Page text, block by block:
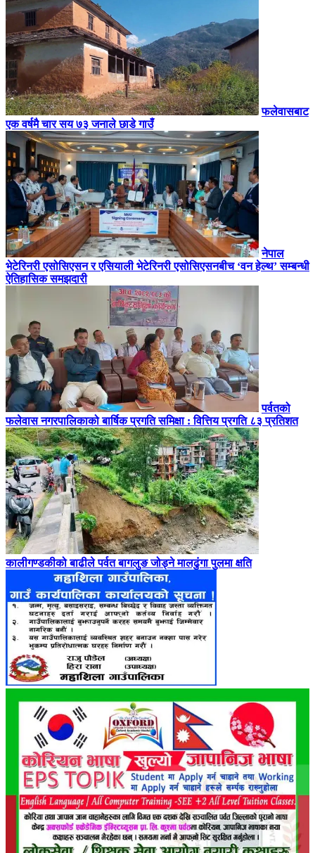
फलेवासबाट
एक वर्षमै चार सय ७३ जनाले छाडे गाउँ
नेपाल
भेटेरिनरी एसोसिएसन र एसियाली भेटेरिनरी एसोसिएसनबीच ‘वन हेल्थ’ सम्बन्धी
ऐतिहासिक समझदारी
पर्वतको
फलेवास नगरपालिकाको बार्षिक प्रगति समिक्षा : वित्तिय प्रगति ८३ प्रतिशत
कालीगण्डकीको बाढीले पर्वत बागलुङ जोड्ने मालढुंगा पुलमा क्षति